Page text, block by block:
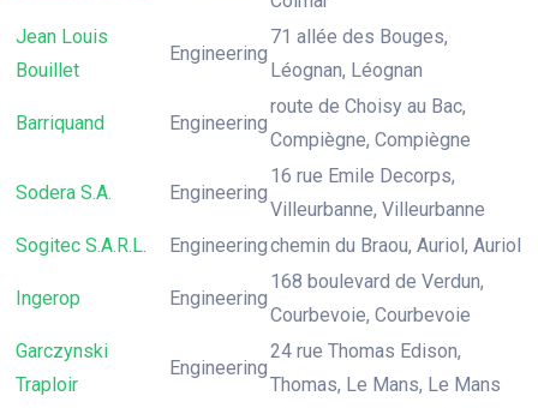
Jean Louis
Bouillet
Engineering
71 allée des Bouges,
Léognan, Léognan
Barriquand Engineering
route de Choisy au Bac,
Compiègne, Compiègne
Sodera S.A. Engineering
16 rue Emile Decorps,
Villeurbanne, Villeurbanne
Sogitec S.A.R.L.
Engineeringchemin du Braou, Auriol, Auriol
Ingerop Engineering
168 boulevard de Verdun,
Courbevoie, Courbevoie
Garczynski
Traploir
Engineering
24 rue Thomas Edison,
Thomas, Le Mans, Le Mans